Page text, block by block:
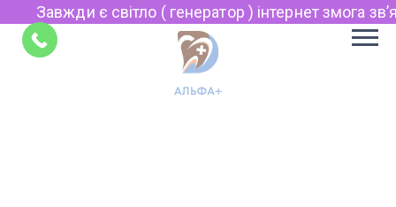
Завжди є світло ( генератор ) інтернет змога